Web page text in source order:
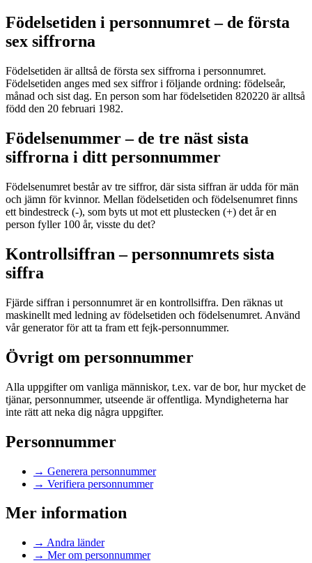
Födelsetiden i personnumret – de första
sex siffrorna
Födelsetiden är alltså de första sex siffrorna i personnumret.
Födelsetiden anges med sex siffror i följande ordning: födelseår,
månad och sist dag. En person som har födelsetiden 820220 är alltså
född den 20 februari 1982.
Födelsenummer – de tre näst sista
siffrorna i ditt personnummer
Födelsenumret består av tre siffror, där sista siffran är udda för män
och jämn för kvinnor. Mellan födelsetiden och födelsenumret finns
ett bindestreck (-), som byts ut mot ett plustecken (+) det år en
person fyller 100 år, visste du det?
Kontrollsiffran – personnumrets sista
siffra
Fjärde siffran i personnumret är en kontrollsiffra. Den räknas ut
maskinellt med ledning av födelsetiden och födelsenumret. Använd
vår generator för att ta fram ett fejk-personnummer.
Övrigt om personnummer
Alla uppgifter om vanliga människor, t.ex. var de bor, hur mycket de
tjänar, personnummer, utseende är offentliga. Myndigheterna har
inte rätt att neka dig några uppgifter.
Personnummer
→ Generera personnummer
→ Verifiera personnummer
Mer information
→ Andra länder
→ Mer om personnummer